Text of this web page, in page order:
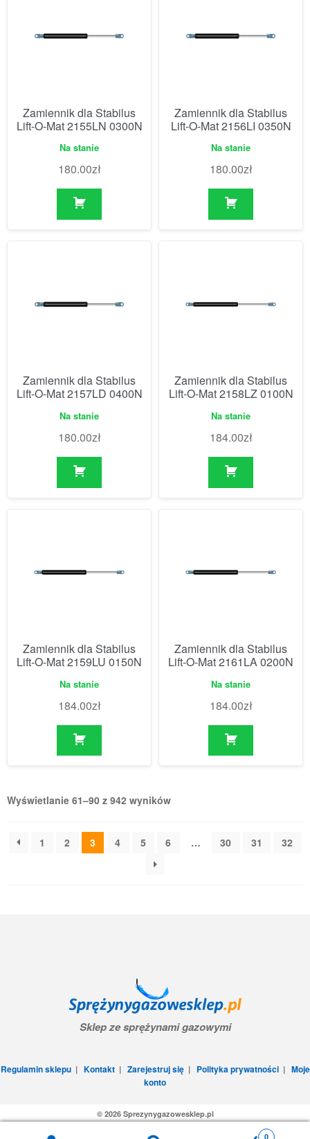
Zamiennik dla Stabilus
Lift-O-Mat 2155LN 0300N
Na stanie
180.00zł
Zamiennik dla Stabilus
Lift-O-Mat 2156LI 0350N
Na stanie
180.00zł
Zamiennik dla Stabilus
Lift-O-Mat 2157LD 0400N
Na stanie
180.00zł
Zamiennik dla Stabilus
Lift-O-Mat 2158LZ 0100N
Na stanie
184.00zł
Zamiennik dla Stabilus
Lift-O-Mat 2159LU 0150N
Na stanie
184.00zł
Zamiennik dla Stabilus
Lift-O-Mat 2161LA 0200N
Na stanie
184.00zł
Wyświetlanie 61–90 z 942 wyników
1 2 3 4 5 6 … 30 31 32
0
Sklep ze sprężynami gazowymi
Regulamin sklepu| Kontakt| Zarejestruj się| Polityka prywatności| Moje
konto
© 2026 Sprezynygazowesklep.pl